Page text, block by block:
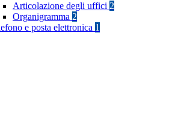
Articolazione degli uffici 2
Organigramma 2
e posta elettronica 1